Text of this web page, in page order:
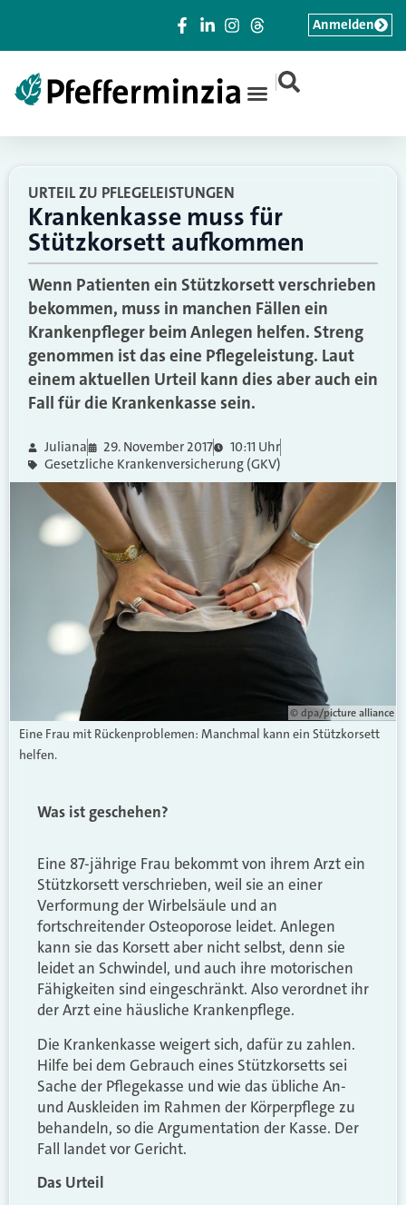
|
Anmelden
URTEIL ZU PFLEGELEISTUNGEN
Krankenkasse muss für
Stützkorsett aufkommen
Wenn Patienten ein Stützkorsett verschrieben
bekommen, muss in manchen Fällen ein
Krankenpfleger beim Anlegen helfen. Streng
genommen ist das eine Pflegeleistung. Laut
einem aktuellen Urteil kann dies aber auch ein
Fall für die Krankenkasse sein.
Juliana 29. November 2017
10:11 Uhr
Gesetzliche Krankenversicherung (GKV)
© dpa/picture alliance
Eine Frau mit Rückenproblemen: Manchmal kann ein Stützkorsett
helfen.
Was ist geschehen?
Eine 87-jährige Frau bekommt von ihrem Arzt ein
Stützkorsett verschrieben, weil sie an einer
Verformung der Wirbelsäule und an
fortschreitender Osteoporose leidet. Anlegen
kann sie das Korsett aber nicht selbst, denn sie
leidet an Schwindel, und auch ihre motorischen
Fähigkeiten sind eingeschränkt. Also verordnet ihr
der Arzt eine häusliche Krankenpflege.
Die Krankenkasse weigert sich, dafür zu zahlen.
Hilfe bei dem Gebrauch eines Stützkorsetts sei
Sache der Pflegekasse und wie das übliche An-
und Auskleiden im Rahmen der Körperpflege zu
behandeln, so die Argumentation der Kasse. Der
Fall landet vor Gericht.
Das Urteil